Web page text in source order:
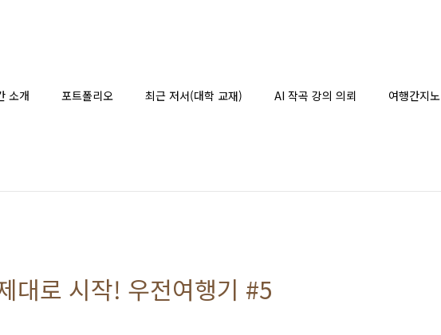
소개 포트폴리오 최근 저서(대학 교재) AI 작곡 강의 의뢰 여행간지노
대로 시작! 우전여행기 #5